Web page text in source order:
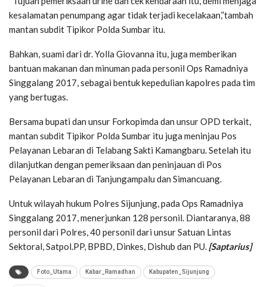
kesalamatan penumpang agar tidak terjadi kecelakaan,”tambah
mantan subdit Tipikor Polda Sumbar itu.
Bahkan, suami dari dr. Yolla Giovanna itu, juga memberikan
bantuan makanan dan minuman pada personil Ops Ramadniya
Singgalang 2017, sebagai bentuk kepedulian kapolres pada tim
yang bertugas.
Bersama bupati dan unsur Forkopimda dan unsur OPD terkait,
mantan subdit Tipikor Polda Sumbar itu juga meninjau Pos
Pelayanan Lebaran di Telabang Sakti Kamangbaru. Setelah itu
dilanjutkan dengan pemeriksaan dan peninjauan di Pos
Pelayanan Lebaran di Tanjungampalu dan Simancuang.
Untuk wilayah hukum Polres Sijunjung, pada Ops Ramadniya
Singgalang 2017, menerjunkan 128 personil. Diantaranya, 88
personil dari Polres, 40 personil dari unsur Satuan Lintas
Sektoral, Satpol.PP, BPBD, Dinkes, Dishub dan PU. [Saptarius]
Foto_Utama Kabar_Ramadhan Kabupaten_Sijunjung